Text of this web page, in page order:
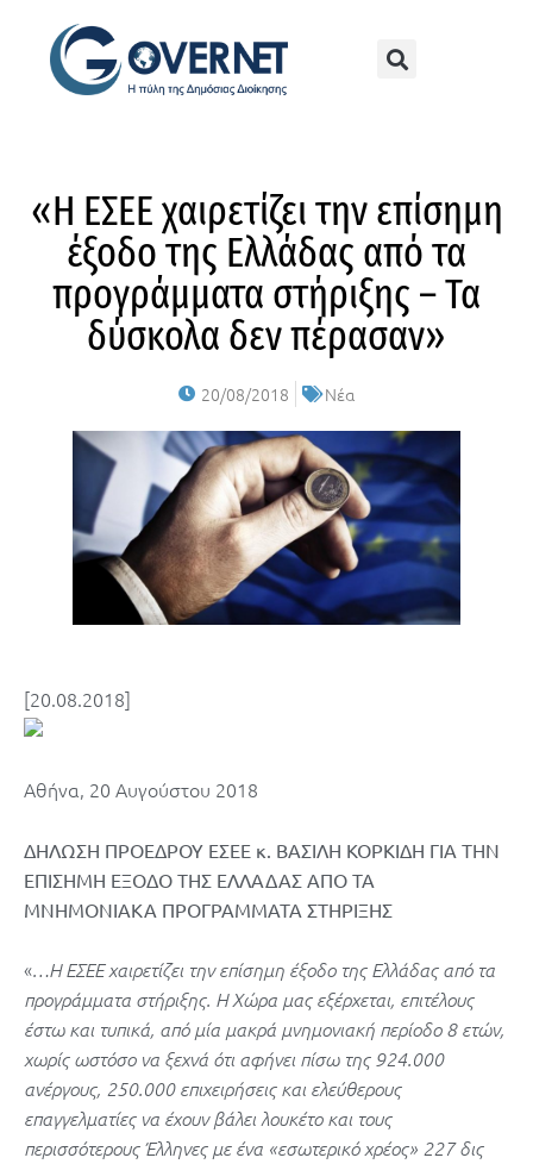
«Η ΕΣΕΕ χαιρετίζει την επίσημη
έξοδο της Ελλάδας από τα
προγράμματα στήριξης – Τα
δύσκολα δεν πέρασαν»
20/08/2018 Νέα
[20.08.2018]
Αθήνα, 20 Αυγούστου 2018
ΔΗΛΩΣΗ ΠΡΟΕΔΡΟΥ ΕΣΕΕ κ. ΒΑΣΙΛΗ ΚΟΡΚΙΔΗ ΓΙΑ ΤΗΝ
ΕΠΙΣΗΜΗ ΕΞΟΔΟ ΤΗΣ ΕΛΛΑΔΑΣ ΑΠΟ ΤΑ
ΜΝΗΜΟΝΙΑΚΑ ΠΡΟΓΡΑΜΜΑΤΑ ΣΤΗΡΙΞΗΣ
«…Η ΕΣΕΕ χαιρετίζει την επίσημη έξοδο της Ελλάδας από τα
προγράμματα στήριξης. Η Χώρα μας εξέρχεται, επιτέλους
έστω και τυπικά, από μία μακρά μνημονιακή περίοδο 8 ετών,
χωρίς ωστόσο να ξεχνά ότι αφήνει πίσω της 924.000
ανέργους, 250.000 επιχειρήσεις και ελεύθερους
επαγγελματίες να έχουν βάλει λουκέτο και τους
περισσότερους Έλληνες με ένα «εσωτερικό χρέος» 227 δις